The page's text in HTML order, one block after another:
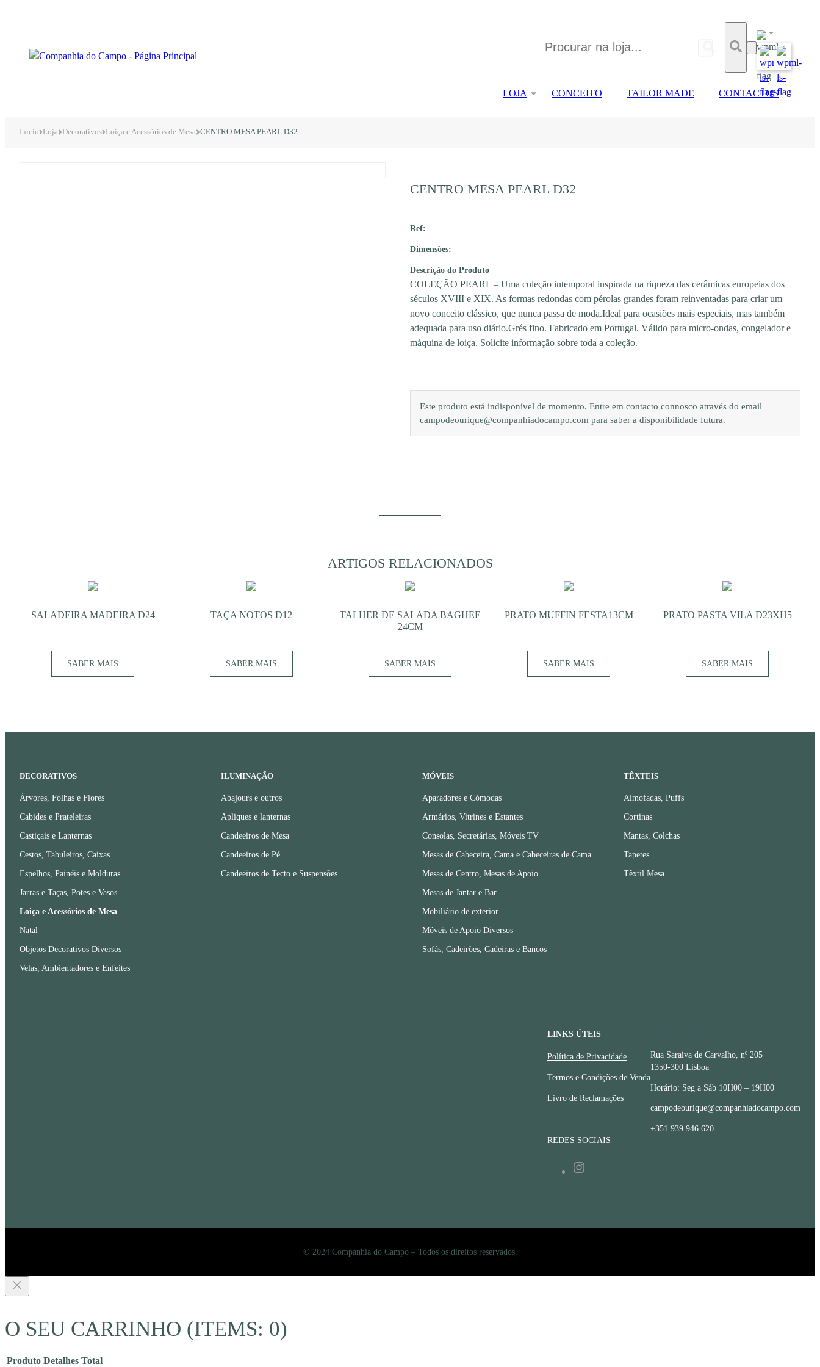
LOJA CONCEITO TAILOR MADE CONTACTOS
Início Loja Decorativos Loiça e Acessórios de Mesa CENTRO MESA PEARL D32
CENTRO MESA PEARL D32
Ref:
Dimensões:
Descrição do Produto
COLEÇÃO PEARL – Uma coleção intemporal inspirada na riqueza das cerâmicas europeias dos
séculos XVIII e XIX. As formas redondas com pérolas grandes foram reinventadas para criar um
novo conceito clássico, que nunca passa de moda.Ideal para ocasiões mais especiais, mas também
adequada para uso diário.Grés fino. Fabricado em Portugal. Válido para micro-ondas, congelador e
máquina de loiça. Solicite informação sobre toda a coleção.
Este produto está indisponível de momento. Entre em contacto connosco através do email
campodeourique@companhiadocampo.com para saber a disponibilidade futura.
ARTIGOS RELACIONADOS
SALADEIRA MADEIRA D24
SABER MAIS
TAÇA NOTOS D12
SABER MAIS
TALHER DE SALADA BAGHEE
24CM
SABER MAIS
PRATO MUFFIN FESTA13CM
SABER MAIS
PRATO PASTA VILA D23XH5
SABER MAIS
DECORATIVOS
Árvores, Folhas e Flores
Cabides e Prateleiras
Castiçais e Lanternas
Cestos, Tabuleiros, Caixas
Espelhos, Painéis e Molduras
Jarras e Taças, Potes e Vasos
Loiça e Acessórios de Mesa
Natal
Objetos Decorativos Diversos
Velas, Ambientadores e Enfeites
ILUMINAÇÃO
Abajours e outros
Apliques e lanternas
Candeeiros de Mesa
Candeeiros de Pé
Candeeiros de Tecto e Suspensões
MÓVEIS
Aparadores e Cómodas
Armários, Vitrines e Estantes
Consolas, Secretárias, Móveis TV
Mesas de Cabeceira, Cama e Cabeceiras de Cama
Mesas de Centro, Mesas de Apoio
Mesas de Jantar e Bar
Mobiliário de exterior
Móveis de Apoio Diversos
Sofás, Cadeirões, Cadeiras e Bancos
TÊXTEIS
Almofadas, Puffs
Cortinas
Mantas, Colchas
Tapetes
Têxtil Mesa
LINKS ÚTEIS
Política de Privacidade
Termos e Condições de Venda
Livro de Reclamações
REDES SOCIAIS
Rua Saraiva de Carvalho, nº 205
1350-300 Lisboa
Horário: Seg a Sáb 10H00 – 19H00
campodeourique@companhiadocampo.com
+351 939 946 620
© 2024 Companhia do Campo – Todos os direitos reservados.
O SEU CARRINHO (ITEMS: 0)
Produto Detalhes Total